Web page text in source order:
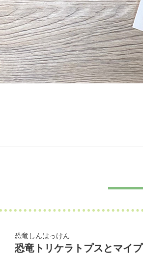
恐竜しんはっけん
恐竜トリケラトプスとマイプ